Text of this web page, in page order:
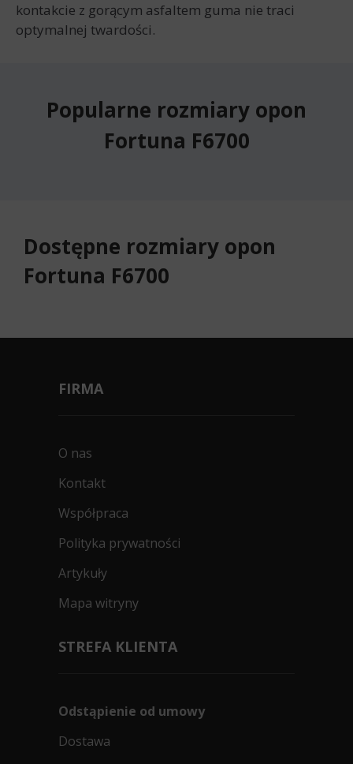
kontakcie z gorącym asfaltem guma nie traci
optymalnej twardości.
Popularne rozmiary opon
Fortuna F6700
Dostępne rozmiary opon
Fortuna F6700
FIRMA
O nas
Kontakt
Współpraca
Polityka prywatności
Artykuły
Mapa witryny
STREFA KLIENTA
Odstąpienie od umowy
Dostawa